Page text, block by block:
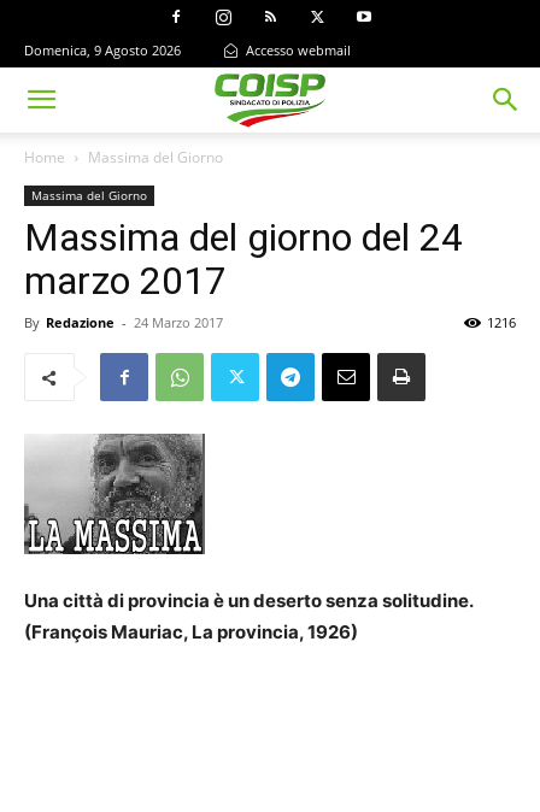
Domenica, 9 Agosto 2026 Accesso webmail
Home Massima del Giorno
Massima del Giorno
Massima del giorno del 24
marzo 2017
By Redazione - 24 Marzo 2017 1216
Una città di provincia è un deserto senza solitudine.
(François Mauriac, La provincia, 1926)